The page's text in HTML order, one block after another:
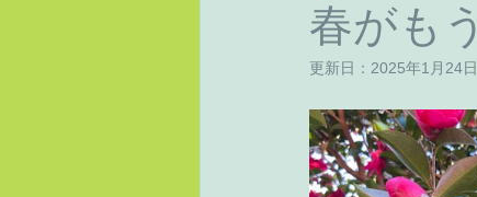
春がも
更新日： 2025年1月24日